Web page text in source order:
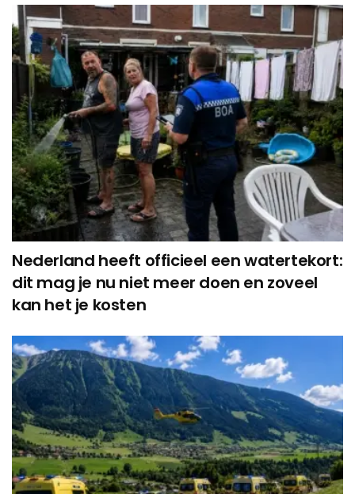
Nederland heeft officieel een watertekort:
dit mag je nu niet meer doen en zoveel
kan het je kosten